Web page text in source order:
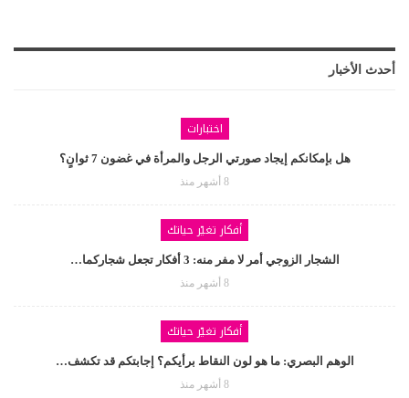
أحدث الأخبار
اختبارات
هل بإمكانكم إيجاد صورتي الرجل والمرأة في غضون 7 ثوانٍ؟
8 أشهر منذ
أفكار تغيّر حياتك
الشجار الزوجي أمر لا مفر منه: 3 أفكار تجعل شجاركما…
8 أشهر منذ
أفكار تغيّر حياتك
الوهم البصري: ما هو لون النقاط برأيكم؟ إجابتكم قد تكشف…
8 أشهر منذ